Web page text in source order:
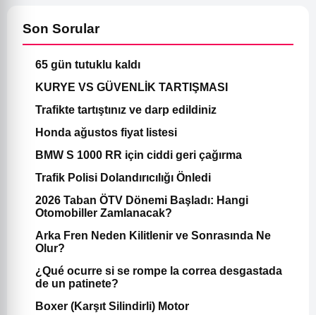
Son Sorular
65 gün tutuklu kaldı
KURYE VS GÜVENLİK TARTIŞMASI
Trafikte tartıştınız ve darp edildiniz
Honda ağustos fiyat listesi
BMW S 1000 RR için ciddi geri çağırma
Trafik Polisi Dolandırıcılığı Önledi
2026 Taban ÖTV Dönemi Başladı: Hangi
Otomobiller Zamlanacak?
Arka Fren Neden Kilitlenir ve Sonrasında Ne
Olur?
¿Qué ocurre si se rompe la correa desgastada
de un patinete?
Boxer (Karşıt Silindirli) Motor